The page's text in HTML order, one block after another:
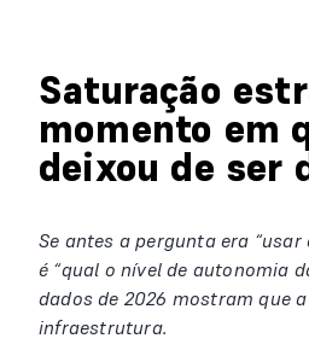
Saturação
momento em
deixou de ser
Se antes a pergunta era “usar
é “qual o nível de autonomia
dados de 2026 mostram que
infraestrutura.